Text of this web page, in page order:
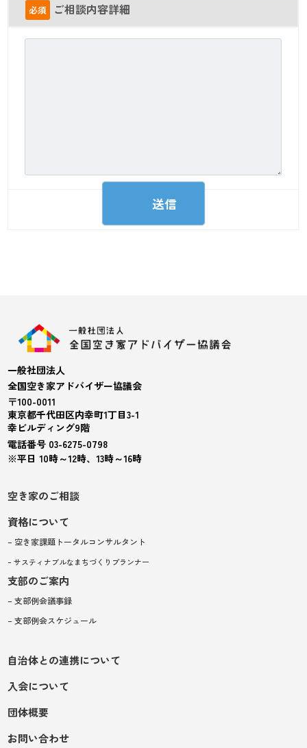
必須 ご相談内容詳細
一般社団法人
全国空き家アドバイザー協議会
〒100-0011
東京都千代田区内幸町1丁目3-1
幸ビルディング9階
電話番号 03-6275-0798
※平日 10時～12時、13時～16時
空き家のご相談
資格について
– 空き家課題トータルコンサルタント
– サスティナブルなまちづくりプランナー
支部のご案内
– 支部例会議事録
– 支部例会スケジュール
自治体との連携について
入会について
団体概要
お問い合わせ